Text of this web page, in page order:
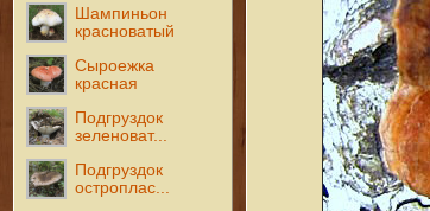
Шампиньон
красноватый
Сыроежка
красная
Подгруздок
зеленоват...
Подгруздок
остроплас...